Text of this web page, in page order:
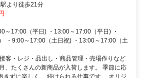
より徒歩21分
～17:00（平日) ・13:00～17:00（平日) ・
・9:00～17:00（土日祝) ・13:00～17:00（土
客・レジ・品出し・商品管理・売場作りなど
、たくさんの新商品が入荷します。 季節に応
きずに楽しく、 続けられる仕事です。 オリジ